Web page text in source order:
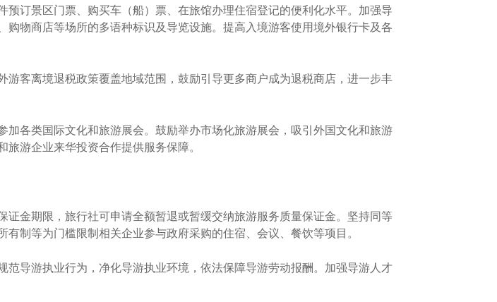
订景区门票、购买车（船）票、在旅馆办理住宿登记的便利化水平。加强导
物商店等场所的多语种标识及导览设施。提高入境游客使用境外银行卡及各
客离境退税政策覆盖地域范围，鼓励引导更多商户成为退税商店，进一步丰
各类国际文化和旅游展会。鼓励举办市场化旅游展会，吸引外国文化和旅游
游企业来华投资合作提供服务保障。
金期限，旅行社可申请全额暂退或暂缓交纳旅游服务质量保证金。坚持同等
制等为门槛限制相关企业参与政府采购的住宿、会议、餐饮等项目。
导游执业行为，净化导游执业环境，依法保障导游劳动报酬。加强导游人才